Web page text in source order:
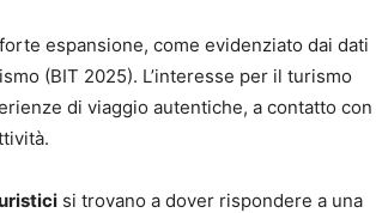
espansione, come evidenziato dai dati
(BIT 2025). L’interesse per il turismo
di viaggio autentiche, a contatto con
si trovano a dover rispondere a una